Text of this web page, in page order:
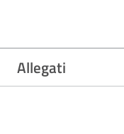
sociosanitari
L’ambulatorio
Migliora
Costituisce un
Allegati